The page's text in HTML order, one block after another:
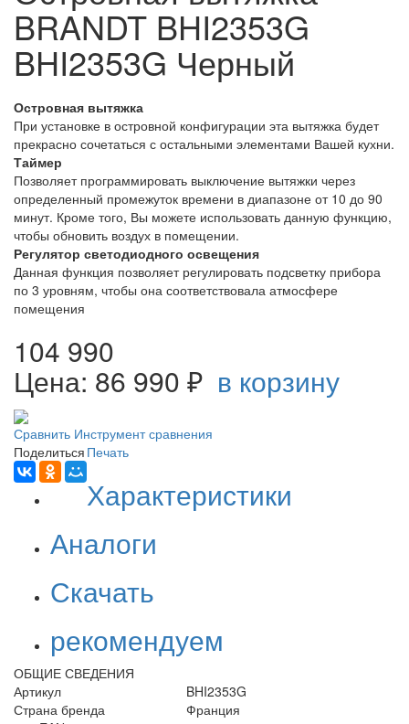
BRANDT BHI2353G
BHI2353G Черный
Островная вытяжка
При установке в островной конфигурации эта вытяжка будет
прекрасно сочетаться с остальными элементами Вашей кухни.
Таймер
Позволяет программировать выключение вытяжки через
определенный промежуток времени в диапазоне от 10 до 90
минут. Кроме того, Вы можете использовать данную функцию,
чтобы обновить воздух в помещении.
Регулятор светодиодного освещения
Данная функция позволяет регулировать подсветку прибора
по 3 уровням, чтобы она соответствовала атмосфере
помещения
104 990
Цена: 86 990 ₽ в корзину
Сравнить Инструмент сравнения
Поделиться Печать
Характеристики
Аналоги
Скачать
рекомендуем
ОБЩИЕ СВЕДЕНИЯ
Артикул
BHI2353G
Страна бренда
Франция